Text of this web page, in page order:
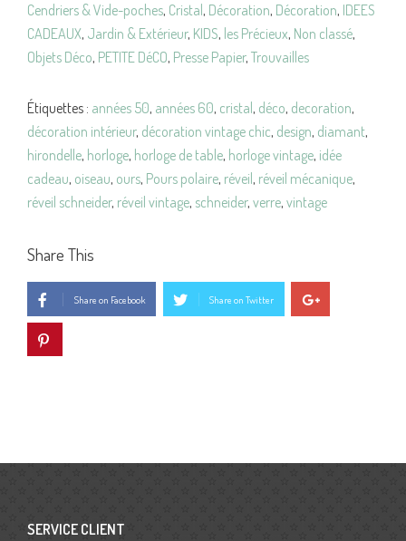
Vintage
Cendriers & Vide-poches, Cristal , Décoration, Décoration, IDEES
CADEAUX, Jardin & Extérieur, KIDS, les Précieux, Non classé,
Objets Déco, PETITE DéCO, Presse Papier, Trouvailles
Étiquettes : années 50, années 60, cristal , déco, decoration,
décoration intérieur, décoration vintage chic, design, diamant,
hirondelle, horloge, horloge de table, horloge vintage, idée
cadeau, oiseau, ours, Pours polaire, réveil , réveil mécanique,
réveil schneider, réveil vintage, schneider, verre, vintage
Share This
Share on Facebook Share on Twitter
SERVICE CLIENT